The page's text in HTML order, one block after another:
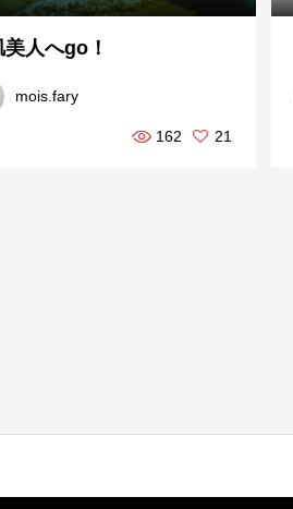
人へgo！
mois.fary
162 21